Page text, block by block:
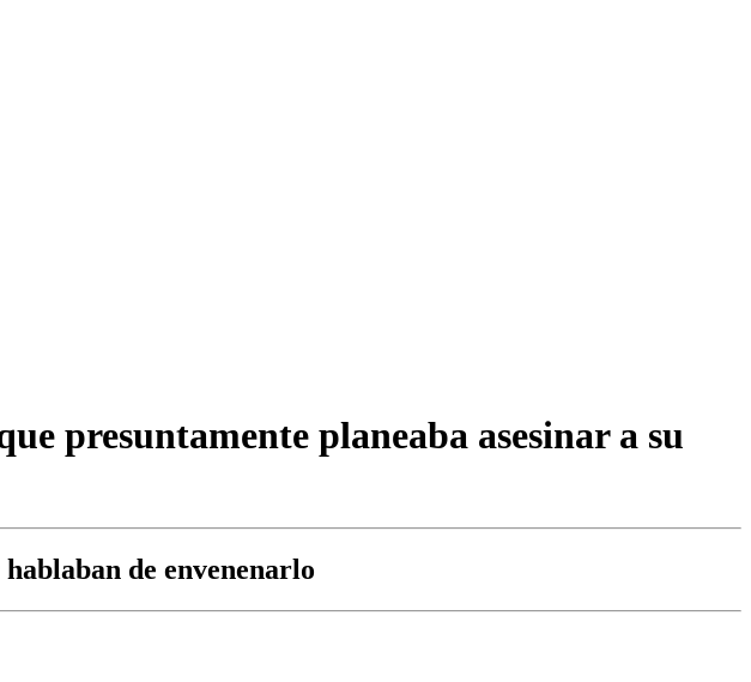
presuntamente planeaba asesinar a su
de envenenarlo